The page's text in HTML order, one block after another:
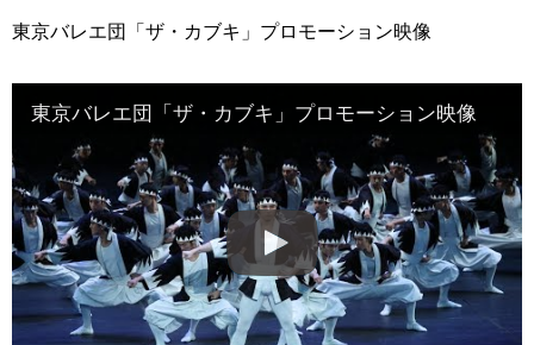
東京バレエ団「ザ・カブキ」プロモーション映像
東京バレエ団「ザ・カブキ」プロモーション映像